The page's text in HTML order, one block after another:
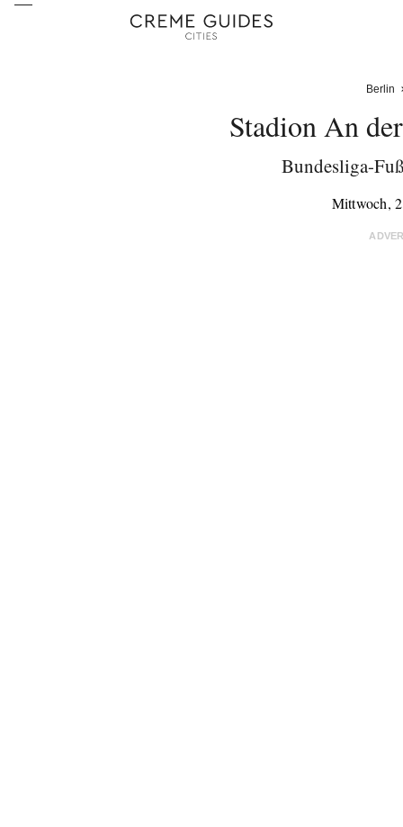
Berlin
Stadion An
Bundesliga-
Mittwoch,